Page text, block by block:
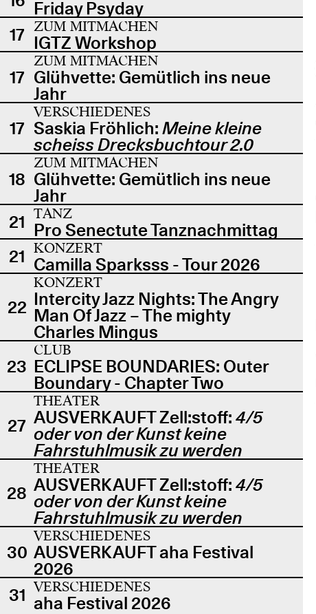
Friday Psyday
17 ZUM MITMACHEN
IGTZ Workshop
17
ZUM MITMACHEN
Glühvette: Gemütlich ins neue
Jahr
17
VERSCHIEDENES
Saskia Fröhlich: Meine kleine
scheiss Drecksbuchtour 2.0
18
ZUM MITMACHEN
Glühvette: Gemütlich ins neue
Jahr
21 TANZ
Pro Senectute Tanznachmittag
21 KONZERT
Camilla Sparksss - Tour 2026
22
KONZERT
Intercity Jazz Nights: The Angry
Man Of Jazz – The mighty
Charles Mingus
23
CLUB
ECLIPSE BOUNDARIES: Outer
Boundary - Chapter Two
27
THEATER
AUSVERKAUFT Zell:stoff: 4/5
oder von der Kunst keine
Fahrstuhlmusik zu werden
28
THEATER
AUSVERKAUFT Zell:stoff: 4/5
oder von der Kunst keine
Fahrstuhlmusik zu werden
30
VERSCHIEDENES
AUSVERKAUFT aha Festival
2026
31 VERSCHIEDENES
aha Festival 2026